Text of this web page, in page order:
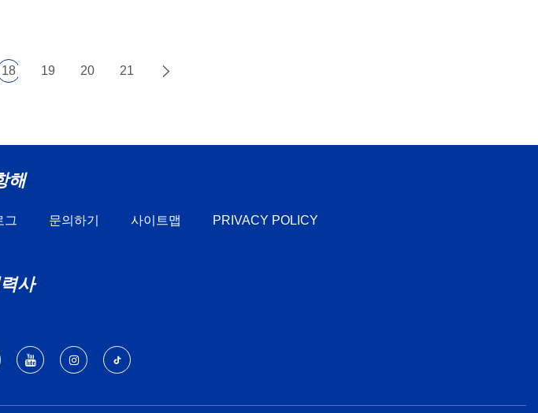
18 19 20 21
해
그 문의하기 사이트맵 PRIVACY POLICY
사